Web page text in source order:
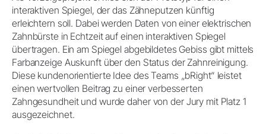
interaktiven Spiegel, der das Zähneputzen künftig
erleichtern soll. Dabei werden Daten von einer elektrischen
Zahnbürste in Echtzeit auf einen interaktiven Spiegel
übertragen. Ein am Spiegel abgebildetes Gebiss gibt mittels
Farbanzeige Auskunft über den Status der Zahnreinigung.
Diese kundenorientierte Idee des Teams „bRight“ leistet
einen wertvollen Beitrag zu einer verbesserten
Zahngesundheit und wurde daher von der Jury mit Platz 1
ausgezeichnet.